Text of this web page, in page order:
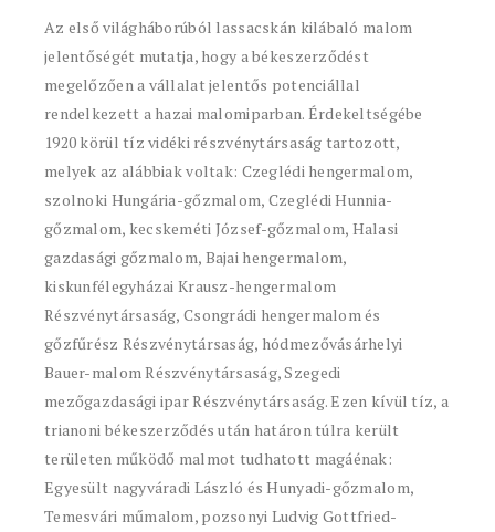
Az első világháborúból lassacskán kilábaló malom
jelentőségét mutatja, hogy a békeszerződést
megelőzően a vállalat jelentős potenciállal
rendelkezett a hazai malomiparban. Érdekeltségébe
1920 körül tíz vidéki részvénytársaság tartozott,
melyek az alábbiak voltak: Czeglédi hengermalom,
szolnoki Hungária-gőzmalom, Czeglédi Hunnia-
gőzmalom, kecskeméti József-gőzmalom, Halasi
gazdasági gőzmalom, Bajai hengermalom,
kiskunfélegyházai Krausz-hengermalom
Részvénytársaság, Csongrádi hengermalom és
gőzfűrész Részvénytársaság, hódmezővásárhelyi
Bauer-malom Részvénytársaság, Szegedi
mezőgazdasági ipar Részvénytársaság. Ezen kívül tíz, a
trianoni békeszerződés után határon túlra került
területen működő malmot tudhatott magáénak:
Egyesült nagyváradi László és Hunyadi-gőzmalom,
Temesvári műmalom, pozsonyi Ludvig Gottfried-